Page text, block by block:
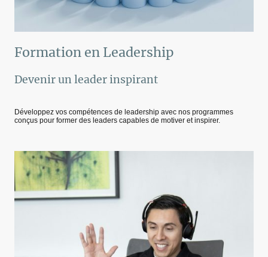
Formation en Leadership
Devenir un leader inspirant
Développez vos compétences de leadership avec nos programmes
conçus pour former des leaders capables de motiver et inspirer.